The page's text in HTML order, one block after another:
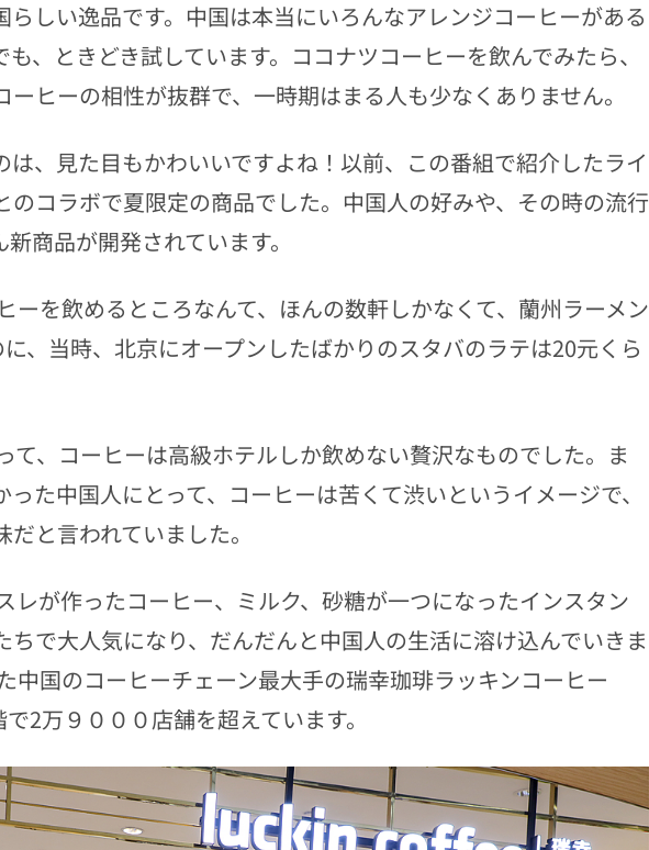
らしい逸品です。中国は本当にいろんなアレンジコーヒーがある
、ときどき試しています。ココナツコーヒーを飲んでみたら、
ヒーの相性が抜群で、一時期はまる人も少なくありません。
は、見た目もかわいいですよね！以前、この番組で紹介したライ
のコラボで夏限定の商品でした。中国人の好みや、その時の流行
商品が開発されています。
ーを飲めるところなんて、ほんの数軒しかなくて、蘭州ラーメン
、当時、北京にオープンしたばかりのスタバのラテは20元くら
て、コーヒーは高級ホテルしか飲めない贅沢なものでした。ま
た中国人にとって、コーヒーは苦くて渋いというイメージで、
と言われていました。
レが作ったコーヒー、ミルク、砂糖が一つになったインスタン
ちで大人気になり、だんだんと中国人の生活に溶け込んでいきま
中国のコーヒーチェーン最大手の瑞幸珈琲ラッキンコーヒー
2万９０００店舗を超えています。